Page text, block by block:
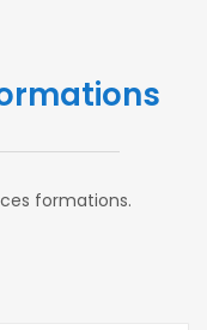
formations.